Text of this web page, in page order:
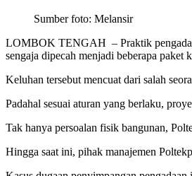
Sumber foto: Melansir
LOMBOK TENGAH – Praktik
sengaja dipecah menjadi beberapa paket
​Keluhan tersebut mencuat dari salah
​Padahal sesuai aturan yang berlaku,
​Tak hanya persoalan fisik bangunan,
​Hingga saat ini, pihak manajemen